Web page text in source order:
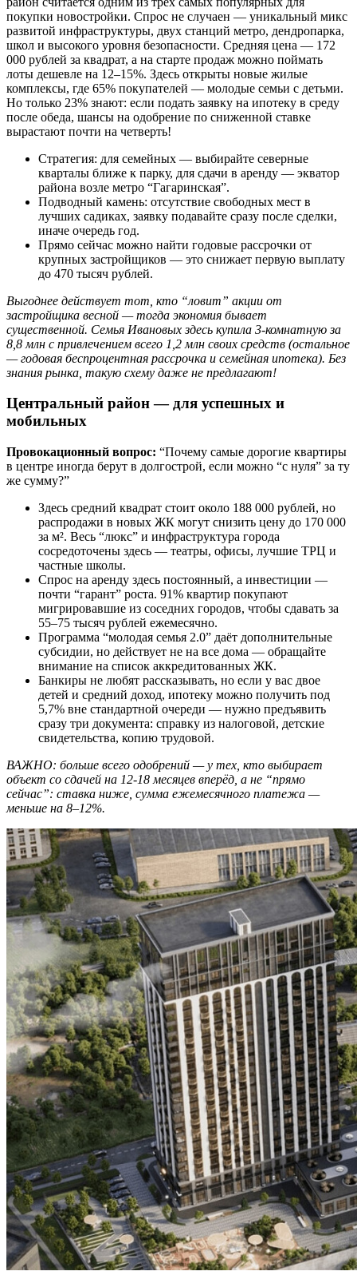
покупки новостройки. Спрос не случаен — уникальный микс
развитой инфраструктуры, двух станций метро, дендропарка,
школ и высокого уровня безопасности. Средняя цена — 172
000 рублей за квадрат, а на старте продаж можно поймать
лоты дешевле на 12–15%. Здесь открыты новые жилые
комплексы, где 65% покупателей — молодые семьи с детьми.
Но только 23% знают: если подать заявку на ипотеку в среду
после обеда, шансы на одобрение по сниженной ставке
вырастают почти на четверть!
Стратегия: для семейных — выбирайте северные
кварталы ближе к парку, для сдачи в аренду — экватор
района возле метро “Гагаринская”.
Подводный камень: отсутствие свободных мест в
лучших садиках, заявку подавайте сразу после сделки,
иначе очередь год.
Прямо сейчас можно найти годовые рассрочки от
крупных застройщиков — это снижает первую выплату
до 470 тысяч рублей.
Выгоднее действует тот, кто “ловит” акции от
застройщика весной — тогда экономия бывает
существенной. Семья Ивановых здесь купила 3-комнатную за
8,8 млн с привлечением всего 1,2 млн своих средств (остальное
— годовая беспроцентная рассрочка и семейная ипотека). Без
знания рынка, такую схему даже не предлагают!
Центральный район — для успешных и
мобильных
Провокационный вопрос: “Почему самые дорогие квартиры
в центре иногда берут в долгострой, если можно “с нуля” за ту
же сумму?”
Здесь средний квадрат стоит около 188 000 рублей, но
распродажи в новых ЖК могут снизить цену до 170 000
за м². Весь “люкс” и инфраструктура города
сосредоточены здесь — театры, офисы, лучшие ТРЦ и
частные школы.
Спрос на аренду здесь постоянный, а инвестиции —
почти “гарант” роста. 91% квартир покупают
мигрировавшие из соседних городов, чтобы сдавать за
55–75 тысяч рублей ежемесячно.
Программа “молодая семья 2.0” даёт дополнительные
субсидии, но действует не на все дома — обращайте
внимание на список аккредитованных ЖК.
Банкиры не любят рассказывать, но если у вас двое
детей и средний доход, ипотеку можно получить под
5,7% вне стандартной очереди — нужно предъявить
сразу три документа: справку из налоговой, детские
свидетельства, копию трудовой.
ВАЖНО: больше всего одобрений — у тех, кто выбирает
объект со сдачей на 12-18 месяцев вперёд, а не “прямо
сейчас”: ставка ниже, сумма ежемесячного платежа —
меньше на 8–12%.